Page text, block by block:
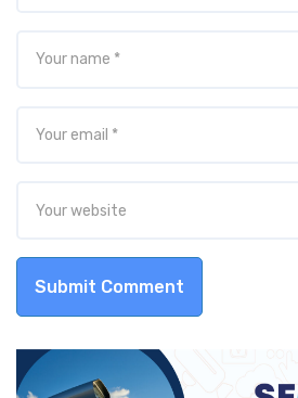
Submit Comment